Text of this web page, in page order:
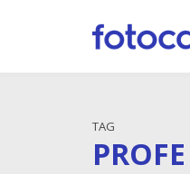
TAG
PROFE